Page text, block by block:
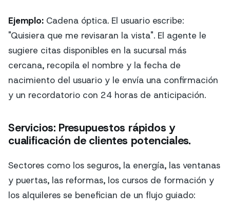
Ejemplo: Cadena óptica. El usuario escribe:
"Quisiera que me revisaran la vista". El agente le
sugiere citas disponibles en la sucursal más
cercana, recopila el nombre y la fecha de
nacimiento del usuario y le envía una confirmación
y un recordatorio con 24 horas de anticipación.
Servicios: Presupuestos rápidos y
cualificación de clientes potenciales.
Sectores como los seguros, la energía, las ventanas
y puertas, las reformas, los cursos de formación y
los alquileres se benefician de un flujo guiado: